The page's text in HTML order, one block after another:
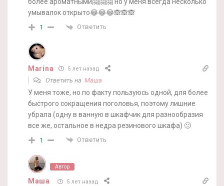
более ароматными🤗🤗🤗 но у меня всегда несколько
умывалок открыто😂😂😂🙈🙈🙈
1 Ответить
Marina 5 лет назад
Ответить на Маша
У меня тоже, но по факту пользуюсь одной, для более
быстрого сокращения поголовья, поэтому лишние
убрала (одну в ванную в шкафчик для разнообразия
все же, остальное в недра резинового шкафа) 🙂
1 Ответить
Автор
Маша 5 лет назад